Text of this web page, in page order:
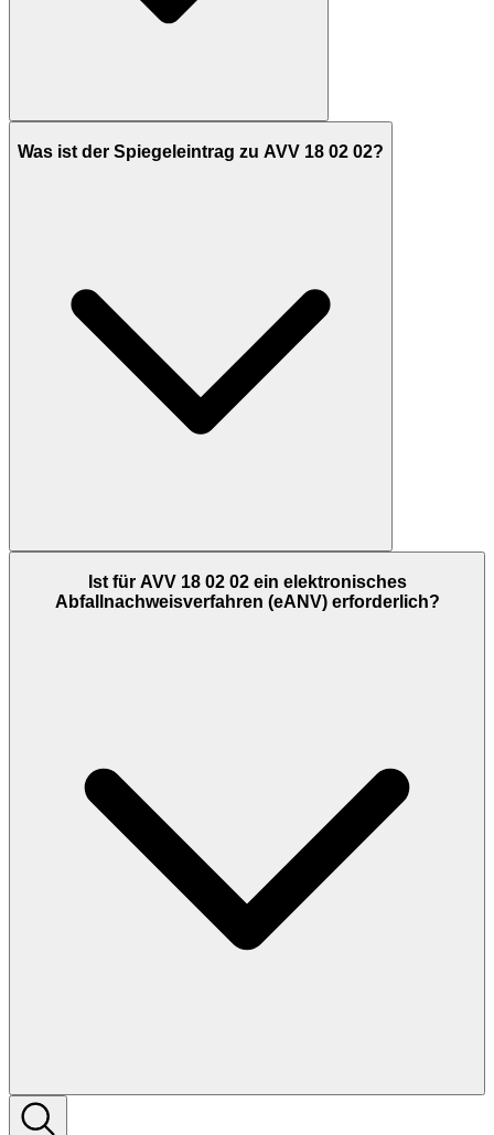
Was ist der Spiegeleintrag zu AVV 18 02 02?
Ist für AVV 18 02 02 ein elektronisches
Abfallnachweisverfahren (eANV) erforderlich?